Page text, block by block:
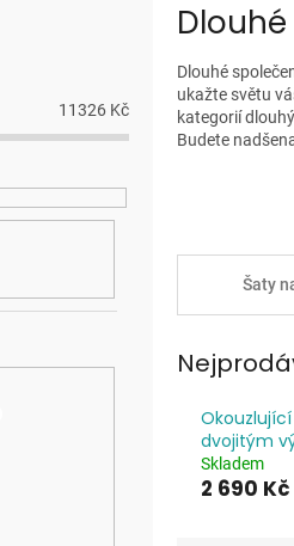
11326 Kč
Dlouhé
ukažte světu
kategorií
Budete
Šaty
dvojitým
Skladem
2 690 Kč